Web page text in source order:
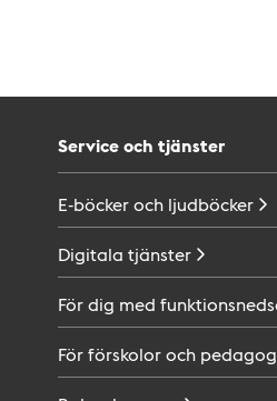
Service och tjänster
E-böcker och ljudböcker
Digitala tjänster
För dig med
För förskolor och